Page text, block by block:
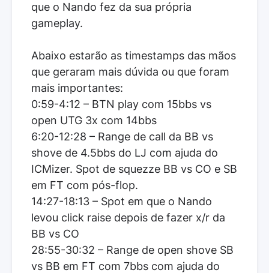
que o Nando fez da sua própria
gameplay.
Abaixo estarão as timestamps das mãos
que geraram mais dúvida ou que foram
mais importantes:
0:59-4:12 – BTN play com 15bbs vs
open UTG 3x com 14bbs
6:20-12:28 – Range de call da BB vs
shove de 4.5bbs do LJ com ajuda do
ICMizer. Spot de squezze BB vs CO e SB
em FT com pós-flop.
14:27-18:13 – Spot em que o Nando
levou click raise depois de fazer x/r da
BB vs CO
28:55-30:32 – Range de open shove SB
vs BB em FT com 7bbs com ajuda do